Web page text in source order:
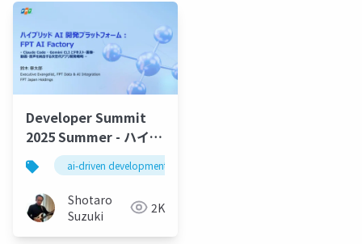
Developer Summit
2025 Summer - ハイブ
リッドAI開発プラット
フォーム：FPT AI
Factory - Claude
Code・Gemini CLIと
テキスト・画像・動
ai-driven development
Shotaro
Suzuki
2K